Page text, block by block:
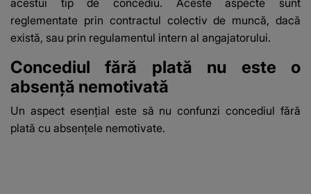
reglementate prin contractul colectiv de muncă, dacă
există, sau prin regulamentul intern al angajatorului.
Concediul fără plată nu este o
absență nemotivată
Un aspect esențial este să nu confunzi concediul fără
plată cu absențele nemotivate.